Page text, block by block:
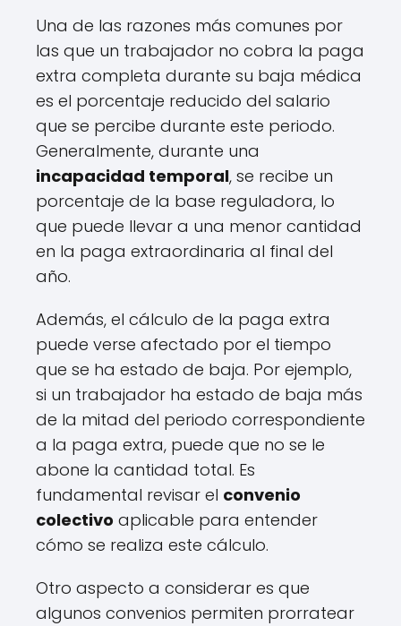
Una de las razones más comunes por
las que un trabajador no cobra la paga
extra completa durante su baja médica
es el porcentaje reducido del salario
que se percibe durante este periodo.
Generalmente, durante una
incapacidad temporal, se recibe un
porcentaje de la base reguladora, lo
que puede llevar a una menor cantidad
en la paga extraordinaria al final del
año.
Además, el cálculo de la paga extra
puede verse afectado por el tiempo
que se ha estado de baja. Por ejemplo,
si un trabajador ha estado de baja más
de la mitad del periodo correspondiente
a la paga extra, puede que no se le
abone la cantidad total. Es
fundamental revisar el convenio
colectivo aplicable para entender
cómo se realiza este cálculo.
Otro aspecto a considerar es que
algunos convenios permiten prorratear